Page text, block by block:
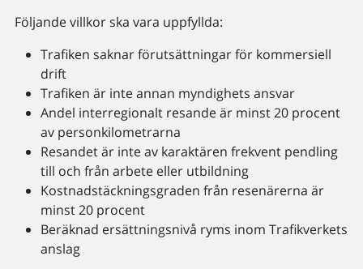
Följande villkor ska vara uppfyllda:
Trafiken saknar förutsättningar för kommersiell
drift
Trafiken är inte annan myndighets ansvar
Andel interregionalt resande är minst 20 procent
av personkilometrarna
Resandet är inte av karaktären frekvent pendling
till och från arbete eller utbildning
Kostnadstäckningsgraden från resenärerna är
minst 20 procent
Beräknad ersättningsnivå ryms inom Trafikverkets
anslag